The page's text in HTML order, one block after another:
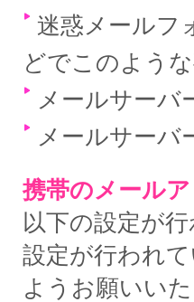
迷惑メールフ
どでこのよう
メールサーバ
メールサーバ
携帯のメール
以下の設定が
設定が行われ
ようお願いいた